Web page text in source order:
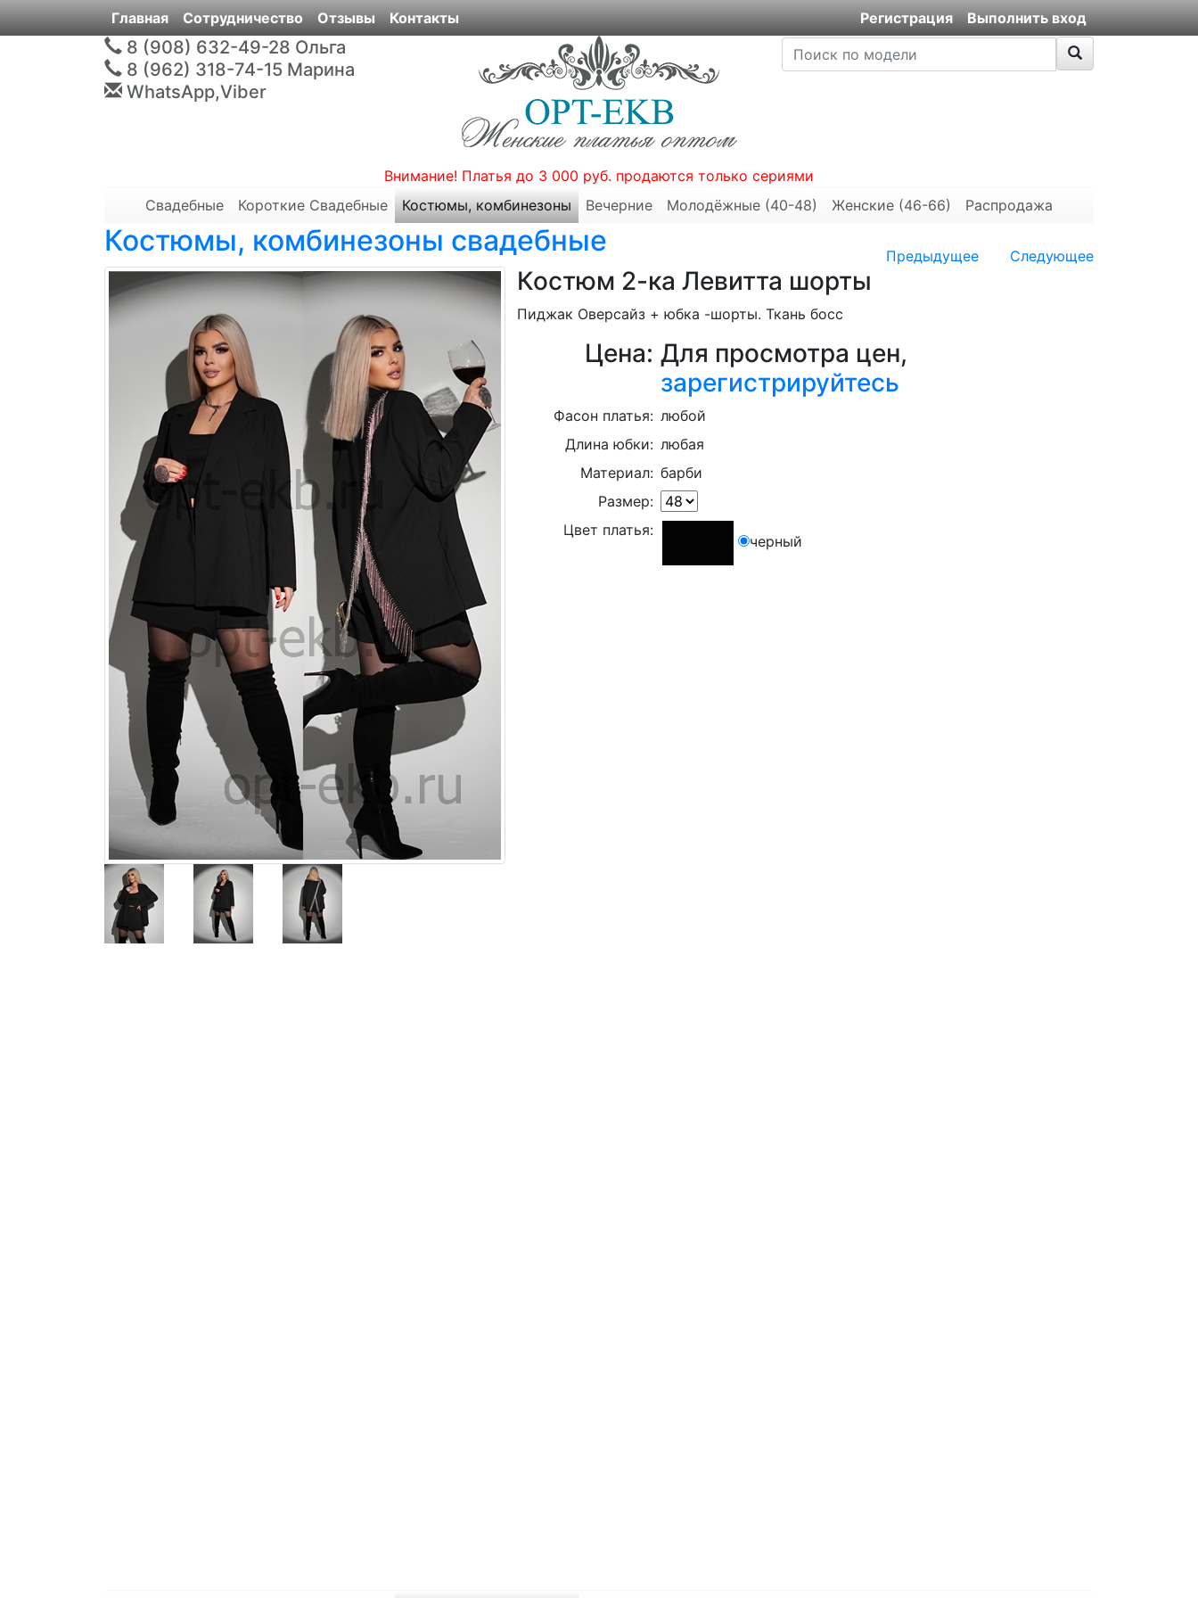
Главная Сотрудничество Отзывы Контакты Регистрация Выполнить вход
8 (908) 632-49-28 Ольга
8 (962) 318-74-15 Марина
WhatsApp,Viber
Внимание! Платья до 3 000 руб. продаются только сериями
Свадебные
Короткие Свадебные Костюмы, комбинезоны Вечерние Молодёжные (40-48) Женские (46-66) Распродажа
Костюмы, комбинезоны свадебные Предыдущее Следующее
Костюм 2-ка Левитта шорты
Пиджак Оверсайз + юбка -шорты. Ткань босс
Цена: Для просмотра цен,
зарегистрируйтесь
Фасон платья: любой
Длина юбки: любая
Материал: барби
Размер:
Цвет платья:
черный